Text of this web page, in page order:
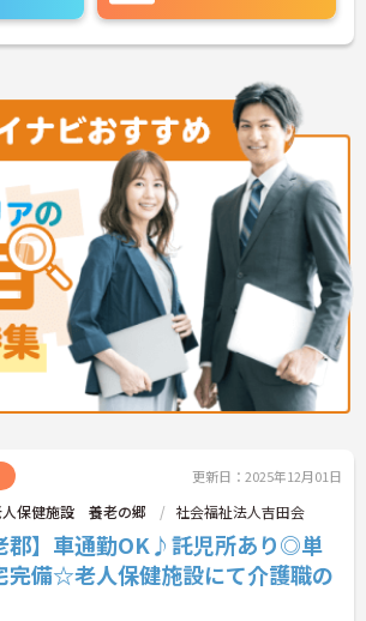
更新日：2025年12月01日
人保健施設 養老の郷 社会福祉法人吉田会
郡】車通勤OK♪託児所あり◎単
完備☆老人保健施設にて介護職の